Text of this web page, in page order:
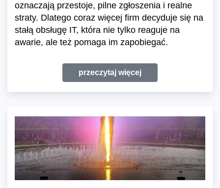
oznaczają przestoje, pilne zgłoszenia i realne
straty. Dlatego coraz więcej firm decyduje się na
stałą obsługę IT, która nie tylko reaguje na
awarie, ale też pomaga im zapobiegać.
przeczytaj więcej